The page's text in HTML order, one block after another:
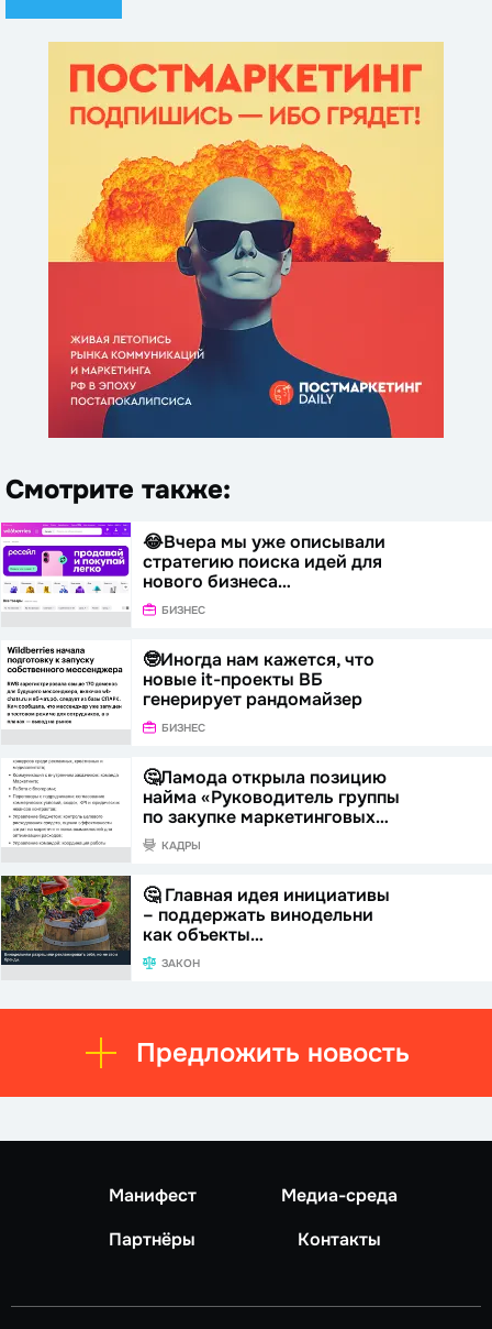
Смотрите также:
😂Вчера мы уже описывали
стратегию поиска идей для
нового бизнеса…
БИЗНЕС
🤓Иногда нам кажется, что
новые it-проекты ВБ
генерирует рандомайзер
БИЗНЕС
🤔Ламода открыла позицию
найма «Руководитель группы
по закупке маркетинговых…
КАДРЫ
🤔 Главная идея инициативы
– поддержать винодельни
как объекты…
ЗАКОН
Предложить новость
Манифест
Медиа-среда
Партнёры
Контакты